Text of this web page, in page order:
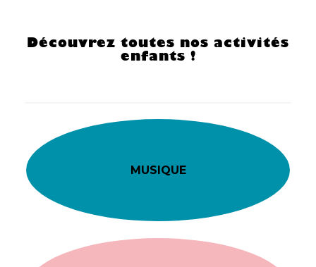
Découvrez toutes nos activités
enfants !
MUSIQUE